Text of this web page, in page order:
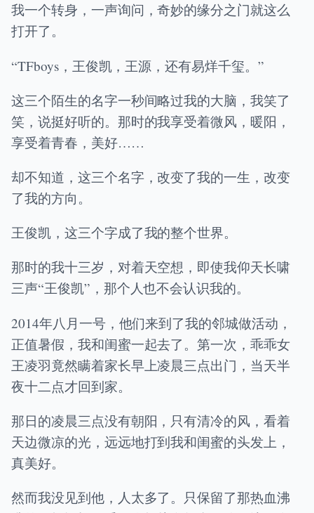
我一个转身，一声询问，奇妙的缘分之门就这么
打开了。
“TFboys，王俊凯，王源，还有易烊千玺。”
这三个陌生的名字一秒间略过我的大脑，我笑了
笑，说挺好听的。那时的我享受着微风，暖阳，
享受着青春，美好……
却不知道，这三个名字，改变了我的一生，改变
了我的方向。
王俊凯，这三个字成了我的整个世界。
那时的我十三岁，对着天空想，即使我仰天长啸
三声“王俊凯”，那个人也不会认识我的。
2014年八月一号，他们来到了我的邻城做活动，
正值暑假，我和闺蜜一起去了。第一次，乖乖女
王凌羽竟然瞒着家长早上凌晨三点出门，当天半
夜十二点才回到家。
那日的凌晨三点没有朝阳，只有清冷的风，看着
天边微凉的光，远远地打到我和闺蜜的头发上，
真美好。
然而我没见到他，人太多了。只保留了那热血沸